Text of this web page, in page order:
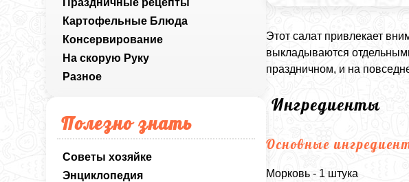
Праздничные рецепты
Картофельные Блюда
Консервирование
На скорую Руку
Разное
Полезно знать
Советы хозяйке
Энциклопедия
Этот салат привлекает
выкладываются
праздничном, и на
Ингредиенты
Основные
Морковь - 1 штука